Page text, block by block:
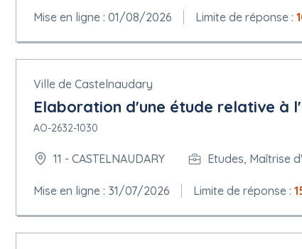
Mise en ligne : 01/08/2026 Limite de réponse :
Ville de Castelnaudary
Elaboration d'une étude relative à
AO-2632-1030
11 - CASTELNAUDARY Etudes, Maîtrise
Mise en ligne : 31/07/2026 Limite de réponse :